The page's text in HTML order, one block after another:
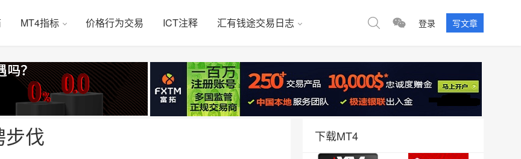
MT4指标 价格行为交易 ICT注释 汇有钱途交易日志 登录 写文章
伐 下载MT4